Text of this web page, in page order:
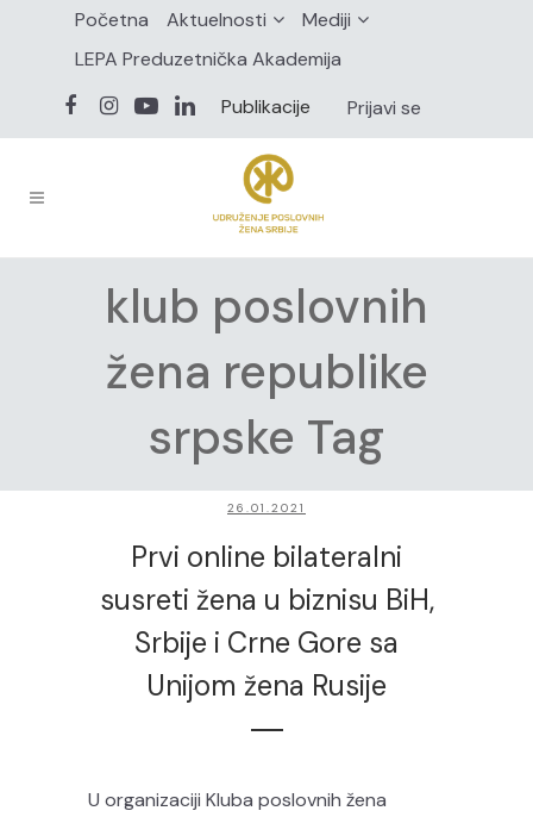
Početna Aktuelnosti
Mediji
LEPA Preduzetnička Akademija
Publikacije
Prijavi se
klub poslovnih
žena republike
srpske Tag
26.01.2021
Prvi online bilateralni
susreti žena u biznisu BiH,
Srbije i Crne Gore sa
Unijom žena Rusije
U organizaciji Kluba poslovnih žena